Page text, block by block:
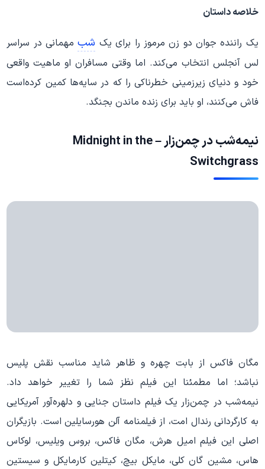
خلاصه داستان
یک راننده جوان دو زن مرموز را برای یک شبمهمانی در سراسر
لس آنجلس انتخاب می‌کند. اما وقتی مسافران او ماهیت واقعی
خود و دنیای زیرزمینی خطرناکی را که در سایه‌ها کمین کرده‌است
فاش می‌کنند، او باید برای زنده ماندن بجنگد.
نیمه‌شب در چمن‌زار – Midnight in the
Switchgrass
مگان فاکس از بابت چهره و ظاهر شاید مناسب نقش پلیس
نباشد؛ اما مطمئنا این فیلم نظز شما را تغییر خواهد داد.
نیمه‌شب در چمن‌زار یک فیلم داستان جنایی و دلهره‌آور آمریکایی
به کارگردانی رندال امت، از فیلمنامه آلن هورسایلین است. بازیگران
اصلی این فیلم امیل هرش، مگان فاکس، بروس ویلیس، لوکاس
هاس، مشین گان کلی، مایکل بیچ، کیتلین کارمایکل و سیستین